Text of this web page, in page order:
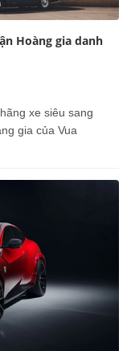
Hoàng gia danh
xe siêu sang
gia của Vua